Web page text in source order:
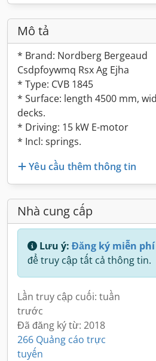
Mô tả
* Brand: Nordberg Bergeaud
Csdpfoywmq Rsx Ag Ejha
* Type: CVB 1845
* Surface: length 4500 mm,
decks.
* Driving: 15 kW E-motor
* Incl: springs.
Yêu cầu thêm thông tin
Nhà cung cấp
Lưu ý: Đăng ký miễn
để truy cập tất cả thông tin.
Lần truy cập cuối: tuần
trước
Đã đăng ký từ: 2018
266 Quảng cáo trực
tuyến